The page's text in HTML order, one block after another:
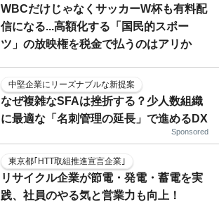
WBCだけじゃなくサッカーW杯も有料配
信になる...高額化する「国民的スポー
ツ」の放映権を税金で払うのはアリか
中堅企業にリーズナブルな新提案
なぜ複雑なSFAは挫折する？少人数組織
に最適な「名刺管理の延長」で進めるDX
Sponsored
東京都｢HTT取組推進宣言企業｣
リサイクル企業が節電・発電・蓄電を実
践、社員のやる気と営業力も向上！